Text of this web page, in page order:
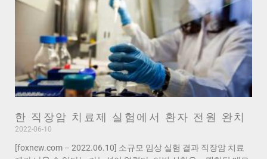
한 직장암 치료제 실험에서 환자 전원 완치
2022-06-10
[foxnew.com – 2022.06.10] 소규모 임상 실험 결과 직장암 치료